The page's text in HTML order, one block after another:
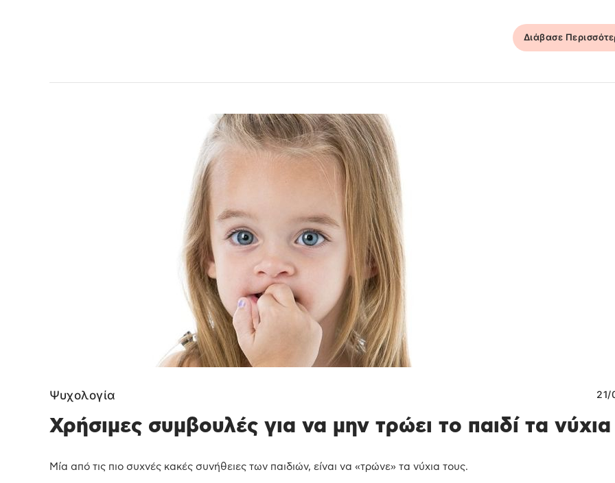
Διάβασε
Ψυχολογία 21/
Χρήσιμες συμβουλές για να μην τρώει το παιδί τα
Μία από τις πιο συχνές κακές συνήθειες των παιδιών, είναι να «τρώνε» τα νύχια τους.